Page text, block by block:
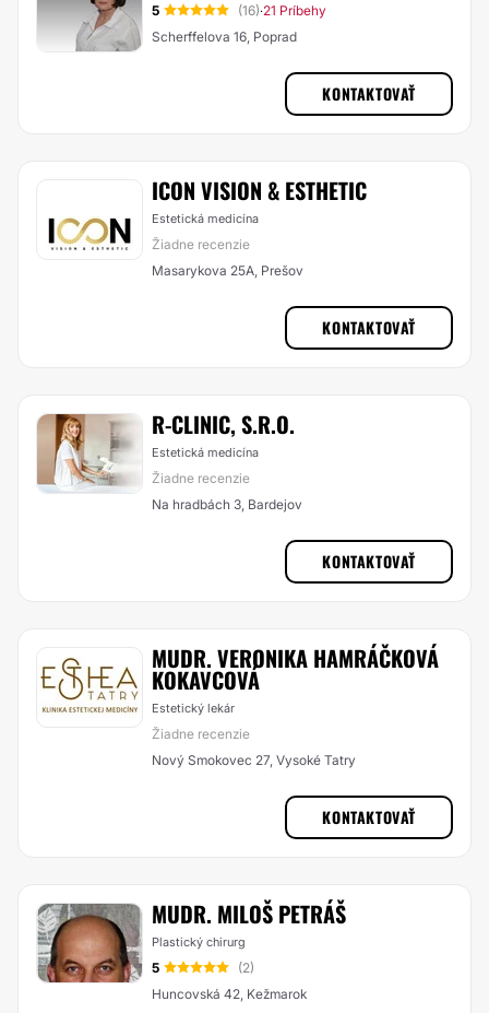
5 (16)·21 Príbehy
Scherffelova 16, Poprad
KONTAKTOVAŤ
ICON VISION & ESTHETIC
Estetická medicína
Žiadne recenzie
Masarykova 25A, Prešov
KONTAKTOVAŤ
R-CLINIC, S.R.O.
Estetická medicína
Žiadne recenzie
Na hradbách 3, Bardejov
KONTAKTOVAŤ
MUDR. VERONIKA HAMRÁČKOVÁ
KOKAVCOVÁ
Estetický lekár
Žiadne recenzie
Nový Smokovec 27, Vysoké Tatry
KONTAKTOVAŤ
MUDR. MILOŠ PETRÁŠ
Plastický chirurg
5
(2)
Huncovská 42, Kežmarok